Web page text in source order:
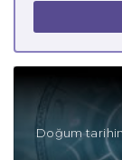
Doğum